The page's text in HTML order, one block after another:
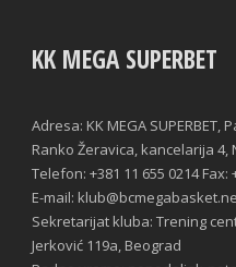
KK MEGA SUPERBET
Adresa: KK MEGA
Ranko Žeravica, kancelarija 4,
Telefon: +381 11 655 0214 Fax:
E-mail:
Sekretarijat kluba: Trening
Jerković 119a, Beograd